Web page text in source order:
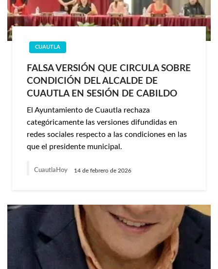
CUAUTLA
FALSA VERSIÓN QUE CIRCULA SOBRE
CONDICIÓN DEL ALCALDE DE
CUAUTLA EN SESIÓN DE CABILDO
El Ayuntamiento de Cuautla rechaza
categóricamente las versiones difundidas en
redes sociales respecto a las condiciones en las
que el presidente municipal.
CuautlaHoy 14 de febrero de 2026